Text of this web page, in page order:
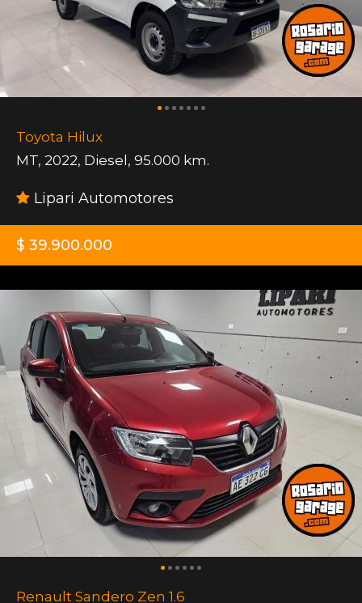
Toyota Hilux
MT, 2022, Diesel, 95.000 km.
Lipari Automotores
$ 39.900.000
Renault Sandero Zen 1.6